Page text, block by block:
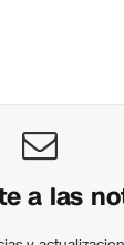
a las